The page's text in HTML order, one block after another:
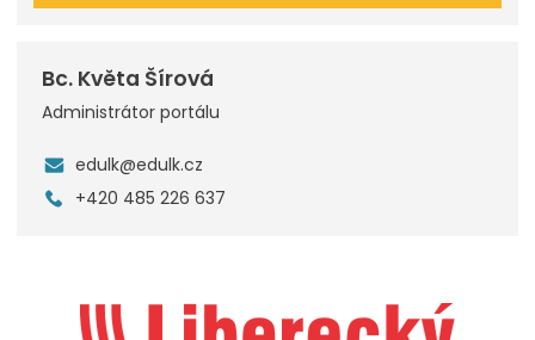
Bc. Květa Šírová
Administrátor portálu
edulk@edulk.cz
+420 485 226 637